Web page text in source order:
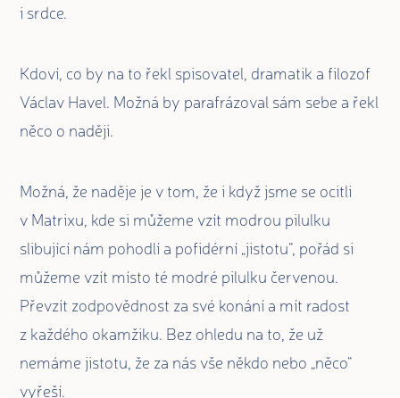
i srdce.
Kdoví, co by na to řekl spisovatel, dramatik a filozof
Václav Havel. Možná by parafrázoval sám sebe a řekl
něco o naději.
Možná, že naděje je v tom, že i když jsme se ocitli
v Matrixu, kde si můžeme vzít modrou pilulku
slibující nám pohodlí a pofidérní „jistotu“, pořád si
můžeme vzít místo té modré pilulku červenou.
Převzít zodpovědnost za své konání a mít radost
z každého okamžiku. Bez ohledu na to, že už
nemáme jistotu, že za nás vše někdo nebo „něco“
vyřeší.